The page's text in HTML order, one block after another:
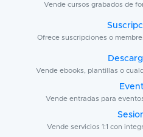
Vende cursos grabados de
Ofrece suscripciones o
Vende ebooks, plantillas o
Vende entradas para
Vende servicios 1:1 con